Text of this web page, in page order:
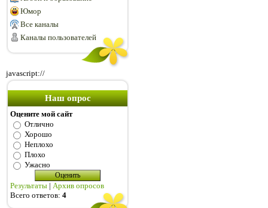
Юмор
Все каналы
Каналы пользователей
javascript://
Наш опрос
Оцените мой сайт
Отлично
Хорошо
Неплохо
Плохо
Ужасно
Результаты | Архив опросов
Всего ответов: 4